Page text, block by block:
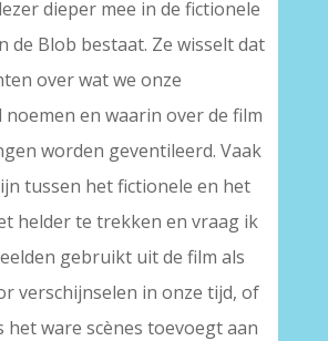
dieper mee in de fictionele
de Blob bestaat. Ze wisselt dat
over wat we onze
en waarin over de film
worden geventileerd. Vaak
tussen het fictionele en het
helder te trekken en vraag ik
gebruikt uit de film als
verschijnselen in onze tijd, of
het ware scènes toevoegt aan